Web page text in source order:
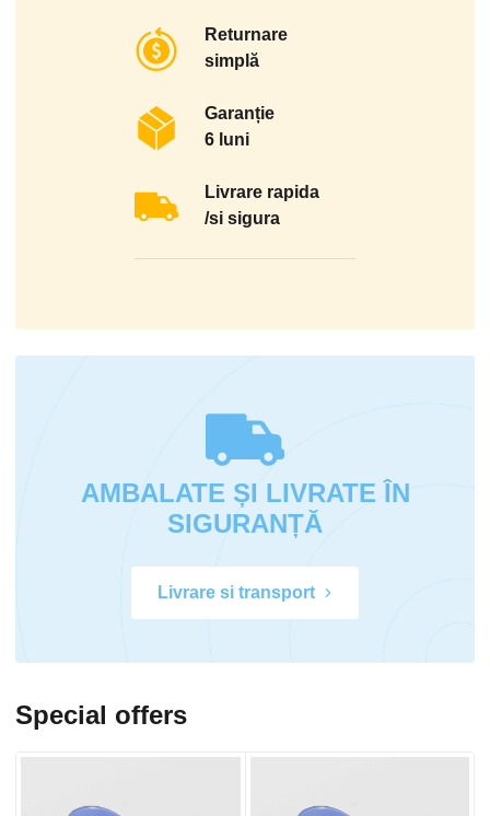
Returnare
simplă
Garanție
6 luni
Livrare rapida
/si sigura
AMBALATE ȘI LIVRATE ÎN
SIGURANȚĂ
Livrare si transport
Special offers